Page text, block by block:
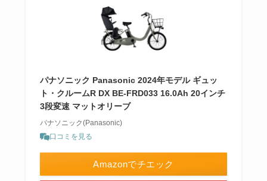
パナソニック Panasonic 2024年モデル ギュッ
ト・クルームR DX BE-FRD033 16.0Ah 20インチ
3段変速 マットオリーブ
パナソニック(Panasonic)
口コミを見る
Amazonでチエック